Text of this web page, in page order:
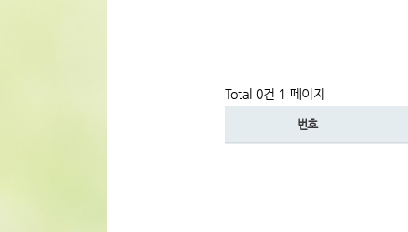
Total 0건 1 페이지
번호